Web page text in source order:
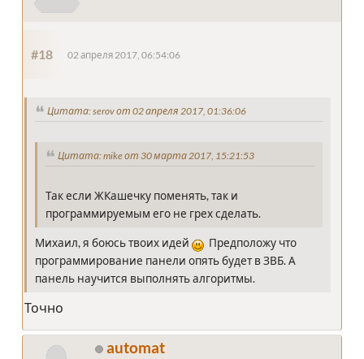
#18 02 апреля 2017, 06:54:06
Цитата: serov от 02 апреля 2017, 01:36:06
Цитата: mike от 30 марта 2017, 15:21:53
Так если ЖКашечку поменять, так и
программируемым его не грех сделать.
Михаил, я боюсь твоих идей
Предположу что
программирование панели опять будет в ЗВБ. А
панель научится выполнять алгоритмы.
Точно
automat